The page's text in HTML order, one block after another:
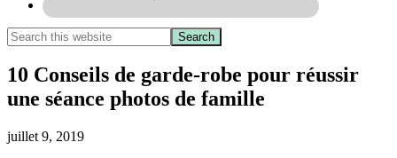
10 Conseils de garde-robe pour réussir
une séance photos de famille
juillet 9, 2019